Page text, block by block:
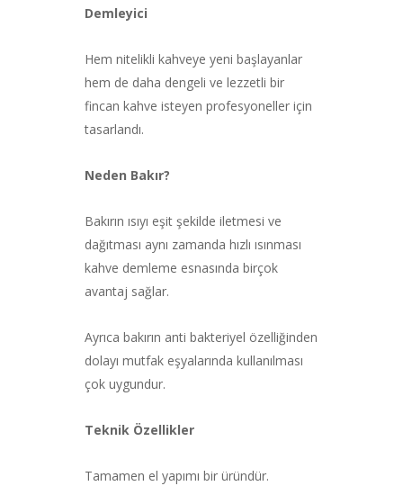
Demleyici
Hem nitelikli kahveye yeni başlayanlar
hem de daha dengeli ve lezzetli bir
fincan kahve isteyen profesyoneller için
tasarlandı.
Neden Bakır?
Bakırın ısıyı eşit şekilde iletmesi ve
dağıtması aynı zamanda hızlı ısınması
kahve demleme esnasında birçok
avantaj sağlar.
Ayrıca bakırın anti bakteriyel özelliğinden
dolayı mutfak eşyalarında kullanılması
çok uygundur.
Teknik Özellikler
Tamamen el yapımı bir üründür.